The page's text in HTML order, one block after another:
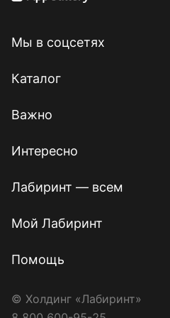
Мы в соцсетях
Каталог
Важно
Интересно
Лабиринт — всем
Мой Лабиринт
Помощь
© Холдинг «Лабиринт»